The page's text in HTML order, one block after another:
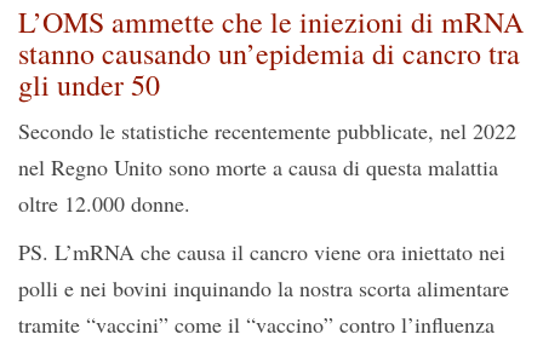
L’OMS ammette che le iniezioni di mRNA
stanno causando un’epidemia di cancro tra
gli under 50
Secondo le statistiche recentemente pubblicate, nel 2022
nel Regno Unito sono morte a causa di questa malattia
oltre 12.000 donne.
PS. L’mRNA che causa il cancro viene ora iniettato nei
polli e nei bovini inquinando la nostra scorta alimentare
tramite “vaccini” come il “vaccino” contro l’influenza